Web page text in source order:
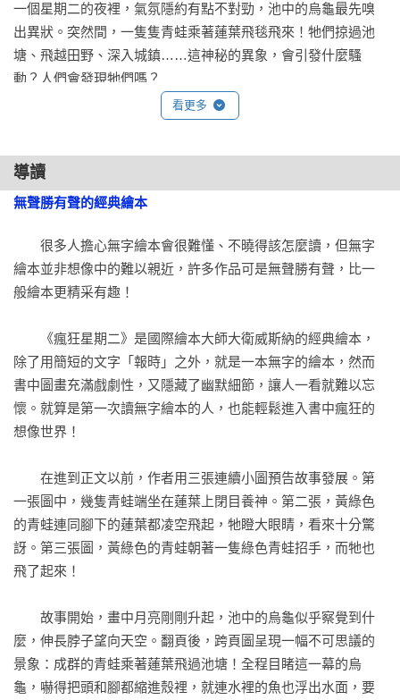
一個星期二的夜裡，氣氛隱約有點不對勁，池中的烏龜最先嗅
出異狀。突然間，一隻隻青蛙乘著蓮葉飛毯飛來！牠們掠過池
塘、飛越田野、深入城鎮……這神秘的異象，會引發什麼騷
動？人們會發現牠們嗎？
看更多
導讀
無聲勝有聲的經典繪本
很多人擔心無字繪本會很難懂、不曉得該怎麼讀，但無字
繪本並非想像中的難以親近，許多作品可是無聲勝有聲，比一
般繪本更精采有趣！
《瘋狂星期二》是國際繪本大師大衛威斯納的經典繪本，
除了用簡短的文字「報時」之外，就是一本無字的繪本，然而
書中圖畫充滿戲劇性，又隱藏了幽默細節，讓人一看就難以忘
懷。就算是第一次讀無字繪本的人，也能輕鬆進入書中瘋狂的
想像世界！
在進到正文以前，作者用三張連續小圖預告故事發展。第
一張圖中，幾隻青蛙端坐在蓮葉上閉目養神。第二張，黃綠色
的青蛙連同腳下的蓮葉都凌空飛起，牠瞪大眼睛，看來十分驚
訝。第三張圖，黃綠色的青蛙朝著一隻綠色青蛙招手，而牠也
飛了起來！
故事開始，畫中月亮剛剛升起，池中的烏龜似乎察覺到什
麼，伸長脖子望向天空。翻頁後，跨頁圖呈現一幅不可思議的
景象：成群的青蛙乘著蓮葉飛過池塘！全程目睹這一幕的烏
龜，嚇得把頭和腳都縮進殼裡，就連水裡的魚也浮出水面，要